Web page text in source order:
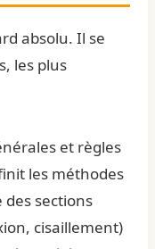
absolu. Il se
les plus
et règles
les méthodes
des sections
cisaillement)